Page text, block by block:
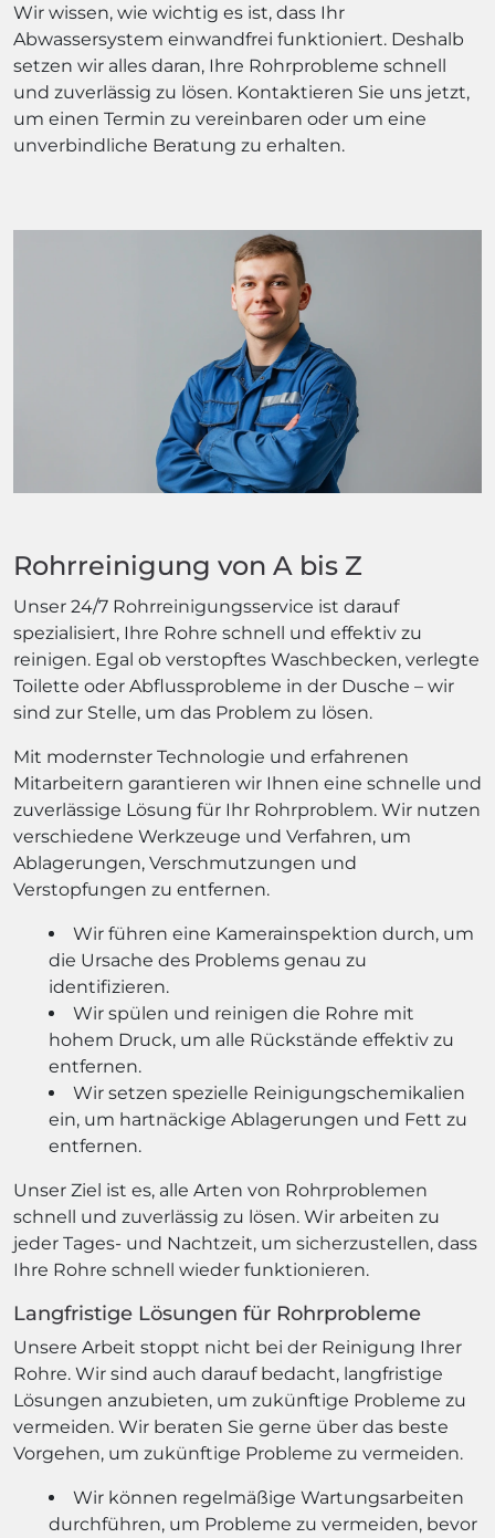
Wir wissen, wie wichtig es ist, dass Ihr
Abwassersystem einwandfrei funktioniert. Deshalb
setzen wir alles daran, Ihre Rohrprobleme schnell
und zuverlässig zu lösen. Kontaktieren Sie uns jetzt,
um einen Termin zu vereinbaren oder um eine
unverbindliche Beratung zu erhalten.
Rohrreinigung von A bis Z
Unser 24/7 Rohrreinigungsservice ist darauf
spezialisiert, Ihre Rohre schnell und effektiv zu
reinigen. Egal ob verstopftes Waschbecken, verlegte
Toilette oder Abflussprobleme in der Dusche – wir
sind zur Stelle, um das Problem zu lösen.
Mit modernster Technologie und erfahrenen
Mitarbeitern garantieren wir Ihnen eine schnelle und
zuverlässige Lösung für Ihr Rohrproblem. Wir nutzen
verschiedene Werkzeuge und Verfahren, um
Ablagerungen, Verschmutzungen und
Verstopfungen zu entfernen.
Wir führen eine Kamerainspektion durch, um
die Ursache des Problems genau zu
identifizieren.
Wir spülen und reinigen die Rohre mit
hohem Druck, um alle Rückstände effektiv zu
entfernen.
Wir setzen spezielle Reinigungschemikalien
ein, um hartnäckige Ablagerungen und Fett zu
entfernen.
Unser Ziel ist es, alle Arten von Rohrproblemen
schnell und zuverlässig zu lösen. Wir arbeiten zu
jeder Tages- und Nachtzeit, um sicherzustellen, dass
Ihre Rohre schnell wieder funktionieren.
Langfristige Lösungen für Rohrprobleme
Unsere Arbeit stoppt nicht bei der Reinigung Ihrer
Rohre. Wir sind auch darauf bedacht, langfristige
Lösungen anzubieten, um zukünftige Probleme zu
vermeiden. Wir beraten Sie gerne über das beste
Vorgehen, um zukünftige Probleme zu vermeiden.
Wir können regelmäßige Wartungsarbeiten
durchführen, um Probleme zu vermeiden, bevor